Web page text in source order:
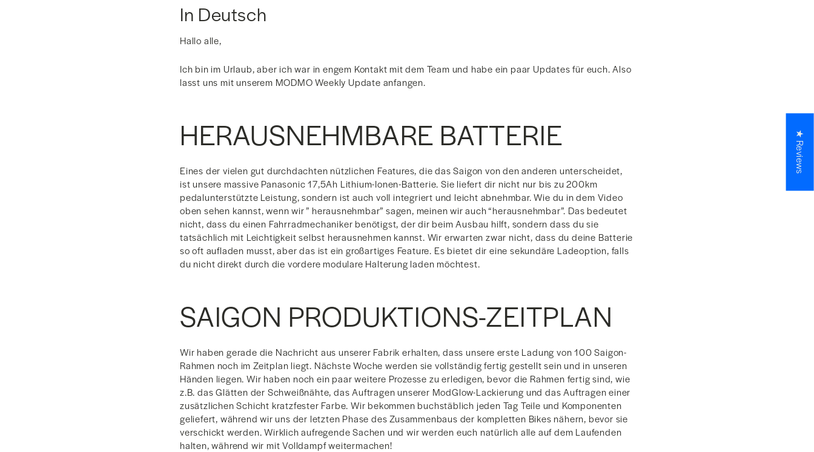
In Deutsch
Hallo alle,
Ich bin im Urlaub, aber ich war in engem Kontakt mit dem Team und habe ein paar Updates für euch. Also
lasst uns mit unserem MODMO Weekly Update anfangen.
HERAUSNEHMBARE BATTERIE
Eines der vielen gut durchdachten nützlichen Features, die das Saigon von den anderen unterscheidet,
ist unsere massive Panasonic 17,5Ah Lithium-Ionen-Batterie. Sie liefert dir nicht nur bis zu 200km
pedalunterstützte Leistung, sondern ist auch voll integriert und leicht abnehmbar. Wie du in dem Video
oben sehen kannst, wenn wir ” herausnehmbar” sagen, meinen wir auch “herausnehmbar”. Das bedeutet
nicht, dass du einen Fahrradmechaniker benötigst, der dir beim Ausbau hilft, sondern dass du sie
tatsächlich mit Leichtigkeit selbst herausnehmen kannst. Wir erwarten zwar nicht, dass du deine Batterie
so oft aufladen musst, aber das ist ein großartiges Feature. Es bietet dir eine sekundäre Ladeoption, falls
du nicht direkt durch die vordere modulare Halterung laden möchtest.
SAIGON PRODUKTIONS-ZEITPLAN
Wir haben gerade die Nachricht aus unserer Fabrik erhalten, dass unsere erste Ladung von 100 Saigon-
Rahmen noch im Zeitplan liegt. Nächste Woche werden sie vollständig fertig gestellt sein und in unseren
Händen liegen. Wir haben noch ein paar weitere Prozesse zu erledigen, bevor die Rahmen fertig sind, wie
z.B. das Glätten der Schweißnähte, das Auftragen unserer ModGlow-Lackierung und das Auftragen einer
zusätzlichen Schicht kratzfester Farbe. Wir bekommen buchstäblich jeden Tag Teile und Komponenten
geliefert, während wir uns der letzten Phase des Zusammenbaus der kompletten Bikes nähern, bevor sie
verschickt werden. Wirklich aufregende Sachen und wir werden euch natürlich alle auf dem Laufenden
halten, während wir mit Volldampf weitermachen!
★ Reviews